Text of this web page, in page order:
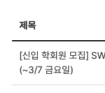
제목
[신입 학회원 모집]
(~3/7 금요일)